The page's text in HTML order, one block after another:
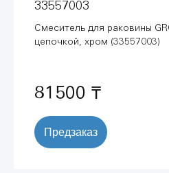
33557003
Смеситель для раковины
цепочкой, хром (33557003)
81500 ₸
Предзаказ